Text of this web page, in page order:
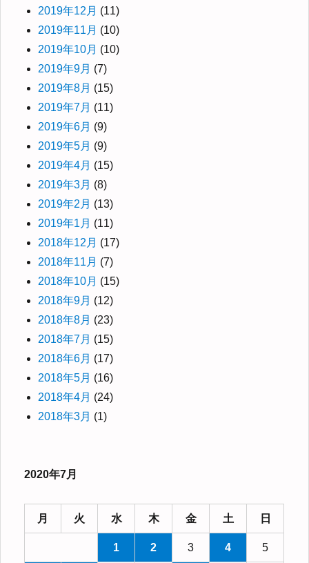
2019年12月 (11)
2019年11月 (10)
2019年10月 (10)
2019年9月 (7)
2019年8月 (15)
2019年7月 (11)
2019年6月 (9)
2019年5月 (9)
2019年4月 (15)
2019年3月 (8)
2019年2月 (13)
2019年1月 (11)
2018年12月 (17)
2018年11月 (7)
2018年10月 (15)
2018年9月 (12)
2018年8月 (23)
2018年7月 (15)
2018年6月 (17)
2018年5月 (16)
2018年4月 (24)
2018年3月 (1)
2020年7月
月 火 水 木 金 土 日
1 2 3 4 5